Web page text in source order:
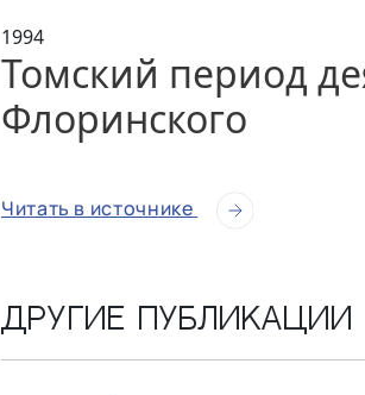
1994
Томский период
Флоринского
Читать в источнике
Другие публикации